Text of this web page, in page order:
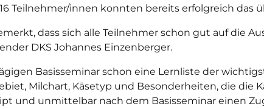
Teilnehmer/innen konnten bereits erfolgreich
dass sich alle Teilnehmer schon gut auf die
DKS Johannes Einzenberger.
Basisseminar schon eine Lernliste der
Milchart, Käsetyp und Besonderheiten, die die
und unmittelbar nach dem Basisseminar einen